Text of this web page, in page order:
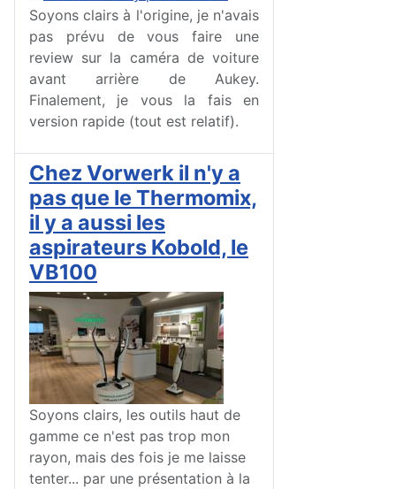
Soyons clairs à l'origine, je n'avais
pas prévu de vous faire une
review sur la caméra de voiture
avant arrière de Aukey.
Finalement, je vous la fais en
version rapide (tout est relatif).
Chez Vorwerk il n'y a
pas que le Thermomix,
il y a aussi les
aspirateurs Kobold, le
VB100
Soyons clairs, les outils haut de
gamme ce n'est pas trop mon
rayon, mais des fois je me laisse
tenter... par une présentation à la